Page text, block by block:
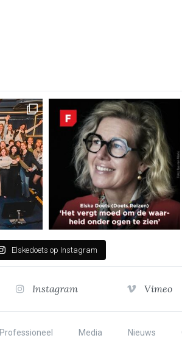
Elskedoets op Instagram
Instagram Vimeo
Professioneel Media Nieuws